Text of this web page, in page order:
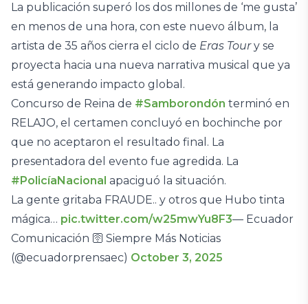
La publicación superó los dos millones de ‘me gusta’
en menos de una hora, con este nuevo álbum, la
artista de 35 años cierra el ciclo de Eras Toury se
proyecta hacia una nueva narrativa musical que ya
está generando impacto global.
Concurso de Reina de #Samborondón terminó en
RELAJO, el certamen concluyó en bochinche por
que no aceptaron el resultado final. La
presentadora del evento fue agredida. La
#PolicíaNacional apaciguó la situación.
La gente gritaba FRAUDE.. y otros que Hubo tinta
mágica… pic.twitter.com/w25mwYu8F3— Ecuador
Comunicación 🛜 Siempre Más Noticias
(@ecuadorprensaec) October 3, 2025